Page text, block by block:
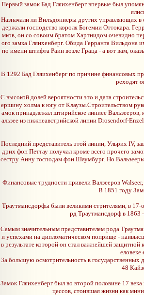
Первый замок Бад Гляихенберг впервые был
Назначали ли Вилъдониеры других управляющих в
держали господство короля Богемии Оттокара.
мков, он со совоим братом Хартнидом очевидно
ого замка Гляихенберг. Обида Герранта Вильдона
по имени штифта Раин возле Граца - а вот вам,
В 1292 Бад Гляихенберг по причине финансовых
реходят
С высокой долей вероятности это и дата
ершину холма к югу от Клаузы.Строительством
амок принадлежал штирийское линиее Вальзееров,
альзее из нижнеавстрийской линии Drosendorf-
Последний представитель этой линии, Ульрих IV,
дрих фон Петтау получал кроме всего прочего
сестру Анну господам фон Шаумбург. Но
Финансовые трудности привели Валзееров
В 1851 году
Траутмансдорфы были великими стрителями, в
рд Траутмансдорф в 1863
Самым значительным представителем рода
и успехами на дипломатическом поприще -
в результате которой он стал важнейшей
еловеке
За большую осмотрительность в государственных
48
Замок Гляихенберг был во второй половине 17
цессов, стоившая жизни как